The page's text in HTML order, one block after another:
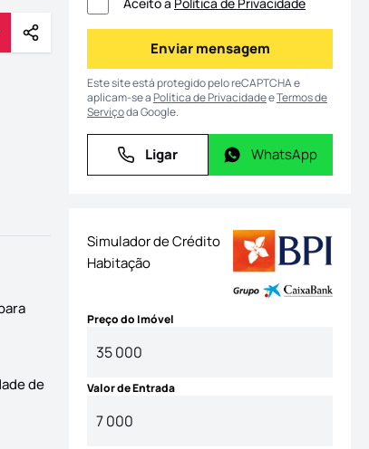
Partilhar
de
Enviar mensagem
Enviar mensagem
Este site está protegido pelo reCAPTCHA e
aplicam-se aPolítica de PrivacidadeeTermos de
Serviçoda Google.
Ligar
Ligar WhatsApp
WhatsApp
Simulador de Crédito
Habitação
Preço do Imóvel
Valor de Entrada